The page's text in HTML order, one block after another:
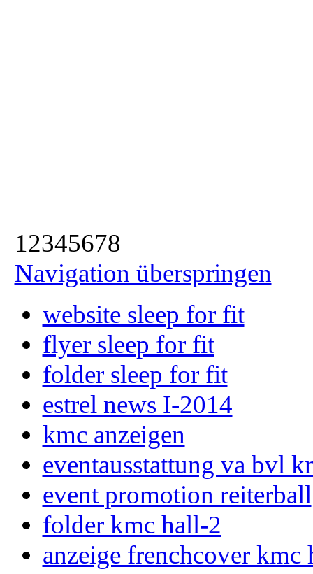
12345678
Navigation überspringen
website sleep for fit
flyer sleep for fit
folder sleep for fit
estrel news I-2014
kmc anzeigen
eventausstattung va bvl
event promotion reiterball
folder kmc hall-2
anzeige frenchcover kmc